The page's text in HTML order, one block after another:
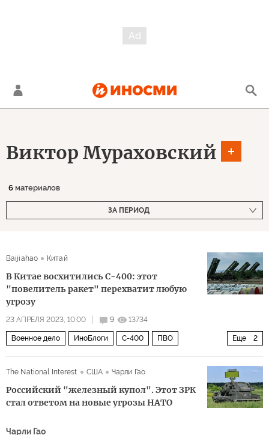
Виктор Мураховский
6 материалов
ЗА ПЕРИОД
Baijiahao Китай
В Китае восхитились С-400: этот
"повелитель ракет" перехватит любую
угрозу
23 АПРЕЛЯ 2023, 10:00 9 13734
Еще 2
Военное дело ИноБлоги С-400 ПВО
The National Interest
США Чарли Гао
Российский "железный купол". Этот ЗРК
стал ответом на новые угрозы НАТО
Чарли Гао